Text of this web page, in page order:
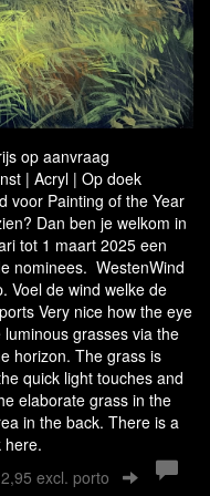
op aanvraag
| Acryl | Op doek
voor Painting of the Year
Dan ben je welkom in
tot 1 maart 2025 een
nominees. WestenWind
Voel de wind welke de
Very nice how the eye
grasses via the
horizon. The grass is
quick light touches and
elaborate grass in the
in the back. There is a
here.
excl. porto